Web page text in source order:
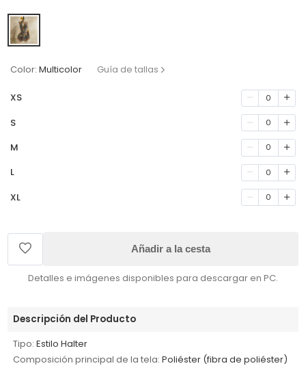
Color: Multicolor Guía de tallas
XS 0
S 0
M 0
L 0
XL 0
Añadir a la cesta
Detalles e imágenes disponibles para descargar en PC.
Descripción del Producto
Tipo: Estilo Halter
Composición principal de la tela: Poliéster (fibra de poliéster)